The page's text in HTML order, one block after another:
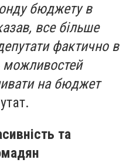
бюджету в
все більше
фактично в
можливостей
на бюджет
та